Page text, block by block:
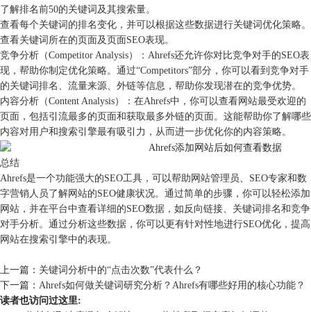
了解排名前50的关键词及其搜索量。
查看每个关键词的排名变化，并可以根据这些数据进行关键词优化策略。
查看关键词所在的页面及页面SEO表现。
竞争分析（Competitor Analysis）：Ahrefs还允许你对比竞争对手的SEO表
现，帮助你制定优化策略。通过“Competitors”部分，你可以看到竞争对手
的关键词排名、流量来源、外链等信息，帮助你发现潜在的竞争优势。
内容分析（Content Analysis）：在Ahrefs中，你可以查看网站最受欢迎的
页面，包括引流最多的页面和获取最多外链的页面。这能帮助你了解哪些
内容对用户和搜索引擎最有吸引力，从而进一步优化你的内容策略。
总结
Ahrefs是一个功能强大的SEO工具，可以帮助网站管理员、SEO专家和数
字营销人员了解网站的SEO健康状况。通过简单的步骤，你可以轻松添加
网站，并在平台中查看详细的SEO数据，如反向链接、关键词排名和竞争
对手分析。通过分析这些数据，你可以更有针对性地进行SEO优化，提高
网站在搜索引擎中的表现。
上一篇： 关键词分析中的“点击次数”代表什么？
下一篇： Ahrefs如何做关键词研究分析？Ahrefs有哪些好用的核心功能？
读者也访问过这里: